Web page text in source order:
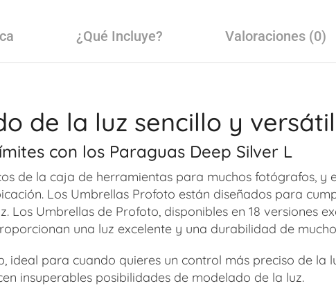
¿Qué Incluye? Valoraciones (0)
de la luz sencillo y versátil
con los Paraguas Deep Silver L
de la caja de herramientas para muchos fotógrafos,
Los Umbrellas Profoto están diseñados para
Los Umbrellas de Profoto, disponibles en 18 versiones
una luz excelente y una durabilidad de
ideal para cuando quieres un control más preciso de
insuperables posibilidades de modelado de la luz.